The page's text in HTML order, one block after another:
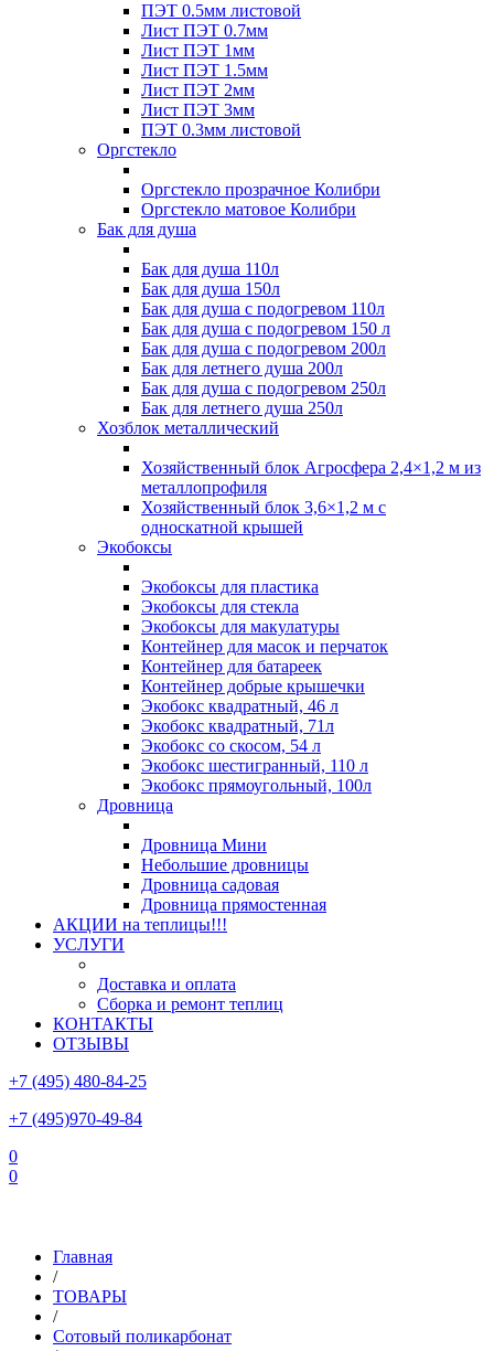
ПЭТ 0.5мм листовой
Лист ПЭТ 0.7мм
Лист ПЭТ 1мм
Лист ПЭТ 1.5мм
Лист ПЭТ 2мм
Лист ПЭТ 3мм
ПЭТ 0.3мм листовой
Оргстекло
Оргстекло прозрачное Колибри
Оргстекло матовое Колибри
Бак для душа
Бак для душа 110л
Бак для душа 150л
Бак для душа с подогревом 110л
Бак для душа с подогревом 150 л
Бак для душа с подогревом 200л
Бак для летнего душа 200л
Бак для душа с подогревом 250л
Бак для летнего душа 250л
Хозблок металлический
Хозяйственный блок Агросфера 2,4×1,2 м из
металлопрофиля
Хозяйственный блок 3,6×1,2 м с
односкатной крышей
Экобоксы
Экобоксы для пластика
Экобоксы для стекла
Экобоксы для макулатуры
Контейнер для масок и перчаток
Контейнер для батареек
Контейнер добрые крышечки
Экобокс квадратный, 46 л
Экобокс квадратный, 71л
Экобокс со скосом, 54 л
Экобокс шестигранный, 110 л
Экобокс прямоугольный, 100л
Дровница
Дровница Мини
Небольшие дровницы
Дровница садовая
Дровница прямостенная
АКЦИИ на теплицы!!!
УСЛУГИ
Доставка и оплата
Сборка и ремонт теплиц
КОНТАКТЫ
ОТЗЫВЫ
+7 (495) 480-84-25
+7 (495)970-49-84
0
0
Главная
/
ТОВАРЫ
/
Сотовый поликарбонат